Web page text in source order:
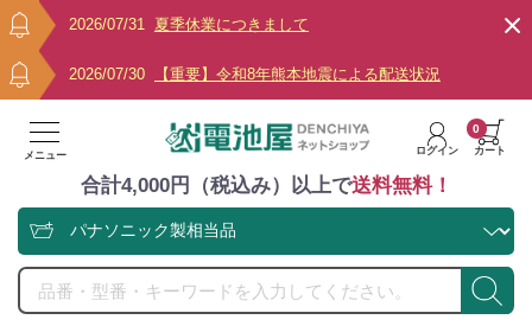
2026/07/31 夏季休業につきまして
2026/07/30 【重要】令和8年熊本地震による配送状況
メニュー ログイン カート
0
合計4,000円（税込み）以上で送料無料！